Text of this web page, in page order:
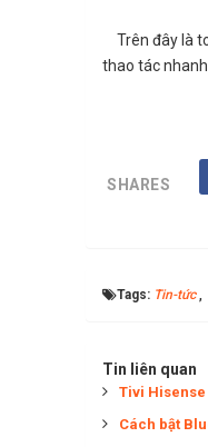
Trên đây là
thao tác
SHARES
Tags: Tin-tức,
Tin liên quan
Tivi Hisense
Cách bật